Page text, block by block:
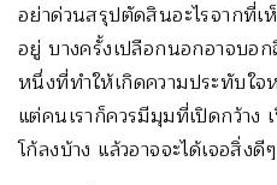
อย่าด่วนสรุปตัดสินอะไรจากที่
อยู่ บางครั้งเปลือกนอกอาจบอ
หนึ่งที่ทำให้เกิดความประทับใ
แต่คนเราก็ควรมีมุมที่เปิดกว้าง
โก้ลงบ้าง แล้วอาจจะได้เจอสิ่งดี